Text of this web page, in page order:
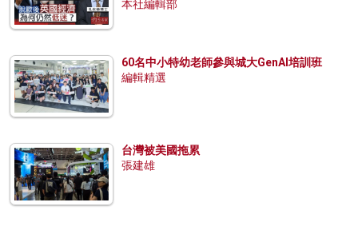
本社編輯部
60名中小特幼老師參與城大GenAI培訓班
編輯精選
台灣被美國拖累
張建雄